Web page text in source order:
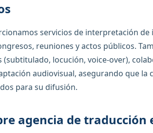
servicios de interpretación de
reuniones y actos públicos.
locución, voice-over),
audiovisual, asegurando que la
para su difusión.
agencia de traducción